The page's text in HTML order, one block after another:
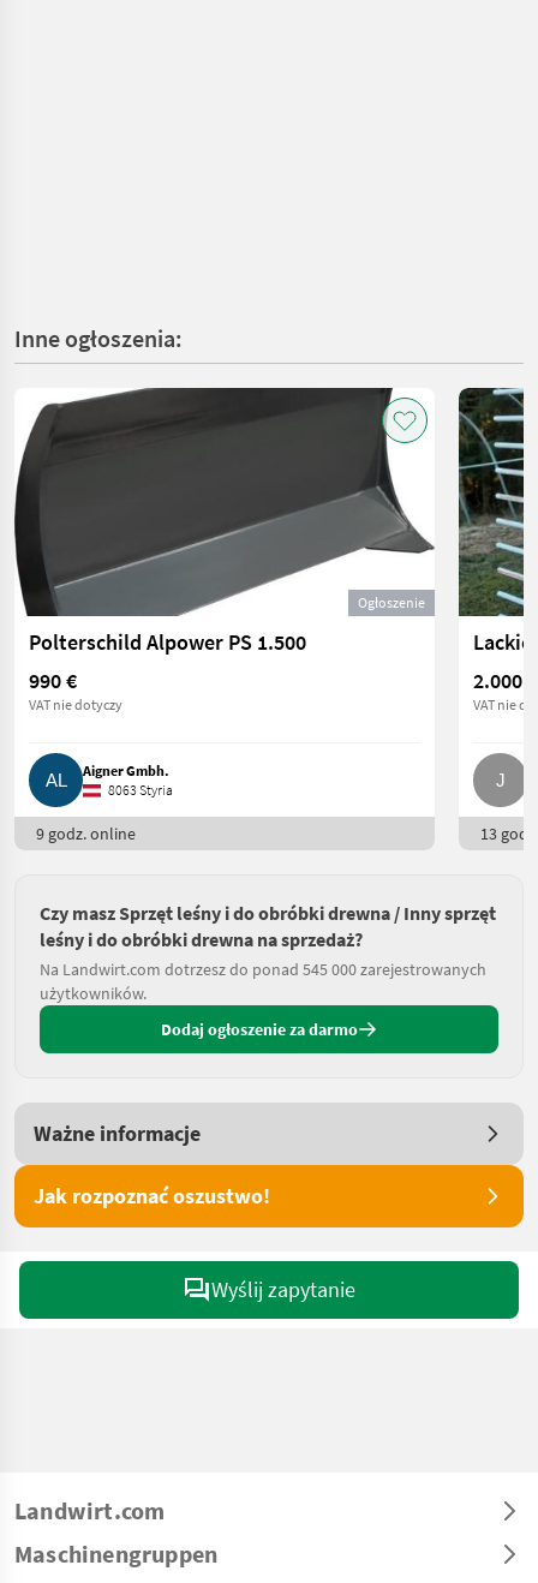
Inne ogłoszenia:
Ogłoszenie
Polterschild Alpower PS 1.500
990 €
VAT nie dotyczy
Aigner Gmbh.
8063 Styria
9 godz. online
2.000 €
VAT nie
13
Czy masz Sprzęt leśny i do obróbki drewna / Inny sprzęt
leśny i do obróbki drewna na sprzedaż?
Na Landwirt.com dotrzesz do ponad 545 000 zarejestrowanych
użytkowników.
Dodaj ogłoszenie za darmo
Ważne informacje
Jak rozpoznać oszustwo!
Wyślij zapytanie
Landwirt.com
Maschinengruppen